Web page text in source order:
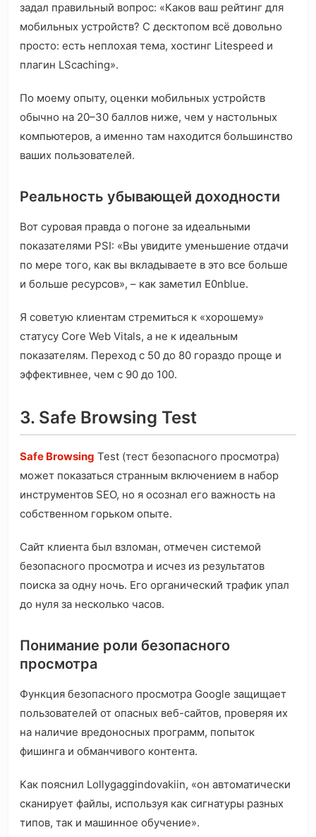
задал правильный вопрос: «Каков ваш рейтинг для
мобильных устройств? С десктопом всё довольно
просто: есть неплохая тема, хостинг Litespeed и
плагин LScaching».
По моему опыту, оценки мобильных устройств
обычно на 20–30 баллов ниже, чем у настольных
компьютеров, а именно там находится большинство
ваших пользователей.
Реальность убывающей доходности
Вот суровая правда о погоне за идеальными
показателями PSI: «Вы увидите уменьшение отдачи
по мере того, как вы вкладываете в это все больше
и больше ресурсов», – как заметил E0nblue.
Я советую клиентам стремиться к «хорошему»
статусу Core Web Vitals, а не к идеальным
показателям. Переход с 50 до 80 гораздо проще и
эффективнее, чем с 90 до 100.
3. Safe Browsing Test
Safe Browsing Test (тест безопасного просмотра)
может показаться странным включением в набор
инструментов SEO, но я осознал его важность на
собственном горьком опыте.
Сайт клиента был взломан, отмечен системой
безопасного просмотра и исчез из результатов
поиска за одну ночь. Его органический трафик упал
до нуля за несколько часов.
Понимание роли безопасного
просмотра
Функция безопасного просмотра Google защищает
пользователей от опасных веб-сайтов, проверяя их
на наличие вредоносных программ, попыток
фишинга и обманчивого контента.
Как пояснил Lollygaggindovakiin, «он автоматически
сканирует файлы, используя как сигнатуры разных
типов, так и машинное обучение».